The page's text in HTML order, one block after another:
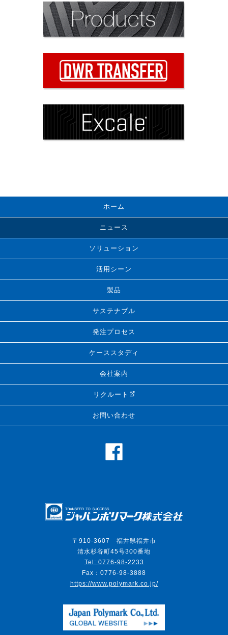
ホーム
ニュース
ソリューション
活用シーン
製品
サステナブル
発注プロセス
ケーススタディ
会社案内
リクルート
お問い合わせ
〒910-3607 福井県福井市
清水杉谷町45号300番地
Tel: 0776-98-2233
Fax：0776-98-3888
https://www.polymark.co.jp/